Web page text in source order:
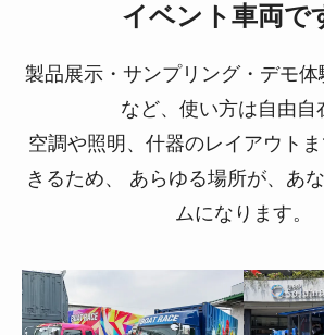
イベント車両で
製品展示・サンプリング・デモ体
など、使い方は自由自
空調や照明、什器のレイアウト
きるため、 あらゆる場所が、あ
ムになります。